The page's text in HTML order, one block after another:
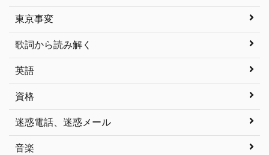
東京事変
歌詞から読み解く
英語
資格
迷惑電話、迷惑メール
音楽